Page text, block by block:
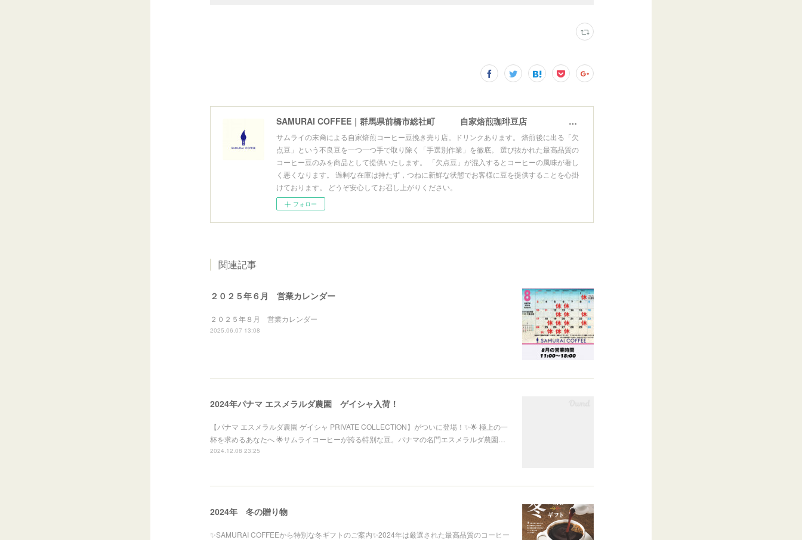
SAMURAI COFFEE｜群馬県前橋市総社町 自家焙煎珈琲豆店 サムライコーヒー
サムライの末裔による自家焙煎コーヒー豆挽き売り店。ドリンクあります。 焙煎後に出る「欠
点豆」という不良豆を一つ一つ手で取り除く「手選別作業」を徹底。 選び抜かれた最高品質の
コーヒー豆のみを商品として提供いたします。 「欠点豆」が混入するとコーヒーの風味が著し
く悪くなります。 過剰な在庫は持たず，つねに新鮮な状態でお客様に豆を提供することを心掛
けております。 どうぞ安心してお召し上がりください。
フォロー
関連記事
２０２５年６月 営業カレンダー
２０２５年８月 営業カレンダー
2025.06.07 13:08
2024年パナマ エスメラルダ農園 ゲイシャ入荷！
【パナマ エスメラルダ農園 ゲイシャ PRIVATE COLLECTION】がついに登場！✨🌟 極上の一
杯を求めるあなたへ 🌟サムライコーヒーが誇る特別な豆。パナマの名門エスメラルダ農園…
2024.12.08 23:25
2024年 冬の贈り物
✨SAMURAI COFFEEから特別な冬ギフトのご案内✨2024年は厳選された最高品質のコーヒー